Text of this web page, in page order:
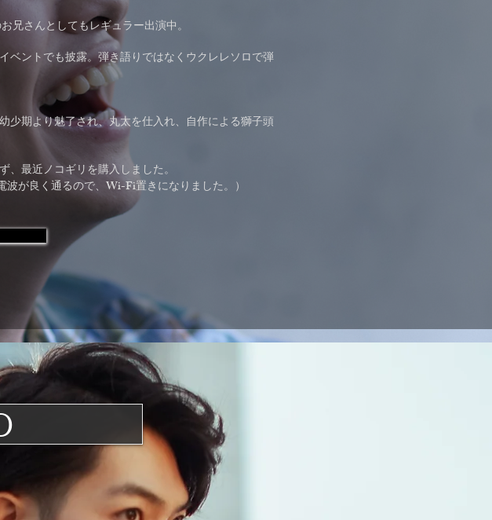
兄さんとしてもレギュラー出演中。
ベントでも披露。弾き語りではなくウクレレソロで弾
少期より魅了され、丸太を仕入れ、自作による獅子頭
、最近ノコギリを購入しました。
が良く通るので、Wi-Fi置きになりました。）